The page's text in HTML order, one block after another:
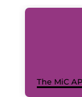
The MiC